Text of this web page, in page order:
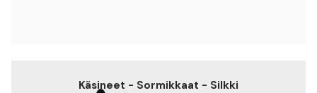
Käsineet - Sormikkaat - Silkki